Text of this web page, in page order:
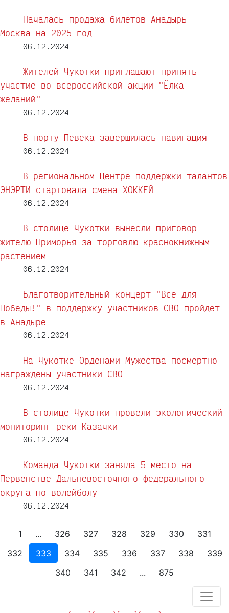
Началась продажа билетов Анадырь -
Москва на 2025 год
06.12.2024
Жителей Чукотки приглашают принять
участие во всероссийской акции "Ёлка
желаний"
06.12.2024
В порту Певека завершилась навигация
06.12.2024
В региональном Центре поддержки талантов
ЭНЭРТИ стартовала смена ХОККЕЙ
06.12.2024
В столице Чукотки вынесли приговор
жителю Приморья за торговлю краснокнижным
растением
06.12.2024
Благотворительный концерт "Все для
Победы!" в поддержку участников СВО пройдет
в Анадыре
06.12.2024
На Чукотке Орденами Мужества посмертно
награждены участники СВО
06.12.2024
В столице Чукотки провели экологический
мониторинг реки Казачки
06.12.2024
Команда Чукотки заняла 5 место на
Первенстве Дальневосточного федерального
округа по волейболу
06.12.2024
1 ... 326 327 328 329 330
331
332
333 334 335 336 337 338
339
340
341 342 ... 875